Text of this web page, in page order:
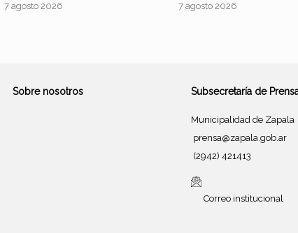
7 agosto 2026 7 agosto 2026
Sobre nosotros Subsecretaría de
Municipalidad de Zapala
prensa@zapala.gob.ar
(2942) 421413
Correo institucional